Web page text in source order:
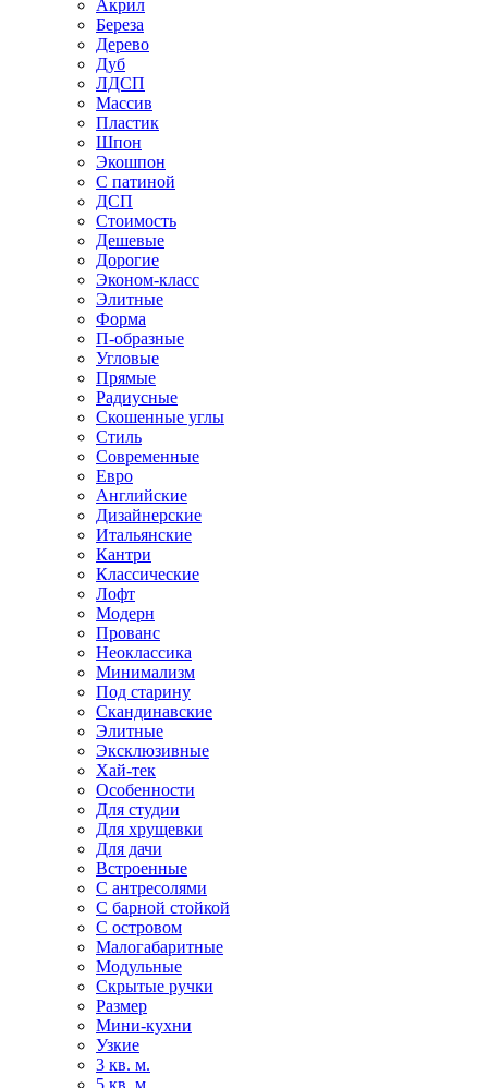
Акрил
Береза
Дерево
Дуб
ЛДСП
Массив
Пластик
Шпон
Экошпон
С патиной
ДСП
Стоимость
Дешевые
Дорогие
Эконом-класс
Элитные
Форма
П-образные
Угловые
Прямые
Радиусные
Скошенные углы
Стиль
Современные
Евро
Английские
Дизайнерские
Итальянские
Кантри
Классические
Лофт
Модерн
Прованс
Неоклассика
Минимализм
Под старину
Скандинавские
Элитные
Эксклюзивные
Хай-тек
Особенности
Для студии
Для хрущевки
Для дачи
Встроенные
С антресолями
С барной стойкой
С островом
Малогабаритные
Модульные
Скрытые ручки
Размер
Мини-кухни
Узкие
3 кв. м.
5 кв. м.